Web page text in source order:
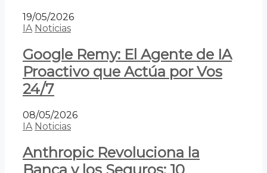
19/05/2026
IA Noticias
Google Remy: El Agente de IA
Proactivo que Actúa por Vos
24/7
08/05/2026
IA Noticias
Anthropic Revoluciona la
Banca y los Seguros: 10